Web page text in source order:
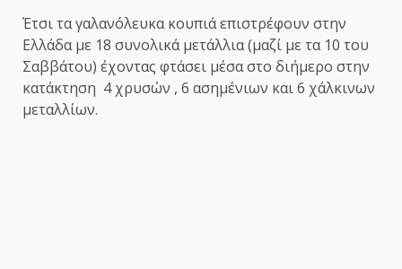
Έτσι τα γαλανόλευκα κουπιά επιστρέφουν στην
Ελλάδα με 18 συνολικά μετάλλια (μαζί με τα 10 του
Σαββάτου) έχοντας φτάσει μέσα στο διήμερο στην
κατάκτηση 4 χρυσών , 6 ασημένιων και 6 χάλκινων
μεταλλίων.